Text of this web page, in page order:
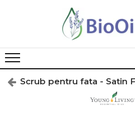
Scrub pentru fata - Satin